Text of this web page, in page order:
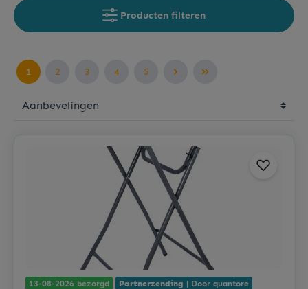
Producten filteren
1 2 3 4 5
13-08-2026 bezorgd Partnerzending | Door quantore